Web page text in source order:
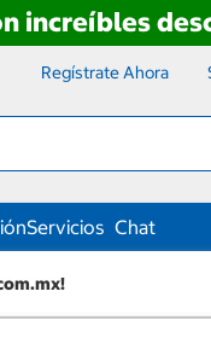
increíbles
Regístrate Ahora
Servicios Chat